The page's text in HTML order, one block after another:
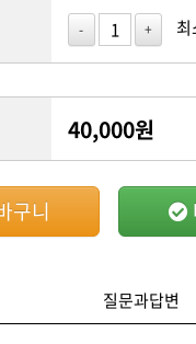
- +
40,000원
구니
질문과답변